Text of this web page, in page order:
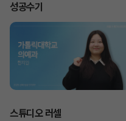
성공수기
스튜디오 러셀